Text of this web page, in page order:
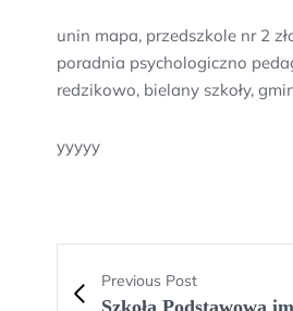
unin mapa, przedszkole nr 2
poradnia psychologiczno
redzikowo, bielany szkoły,
yyyyy
Previous Post
Szkoła Podstawowa